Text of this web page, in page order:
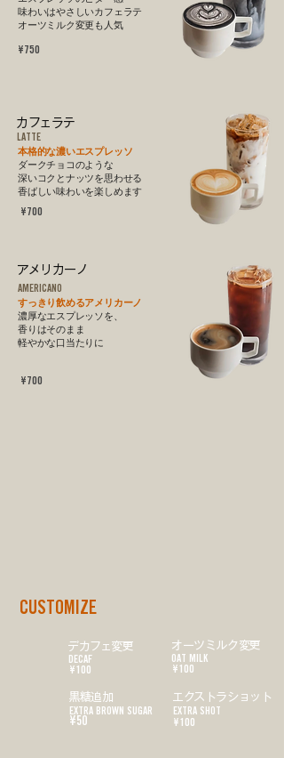
味わいはやさしいカフェラテ
オーツミルク変更も人気
¥750
カフェラテ
LATTE
本格的な濃いエスプレッソ
​ダークチョコのような
深いコクとナッツを思わせる
香ばしい味わいを楽しめます
¥700
アメリカーノ
AMERICANO
¥700
すっきり飲めるアメリカーノ
​濃厚なエスプレッソを、
香りはそのまま
軽やかな口当たりに
CUSTOMIZE
DECAF
デカフェ変更
¥100
黒糖追加
EXTRA BROWN SUGAR
¥50
オーツミルク変更
OAT MILK
¥100
​エクストラショット
EXTRA SHOT
¥100